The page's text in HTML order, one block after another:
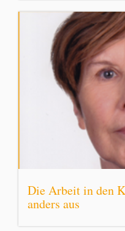
Die Arbeit in den
anders aus